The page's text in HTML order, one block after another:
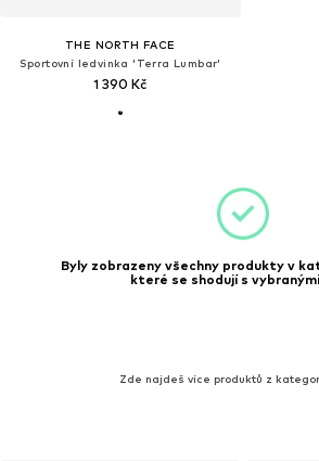
THE NORTH FACE
Sportovní ledvinka 'Terra Lumbar'
1 390 Kč
Byly zobrazeny všechny produkty v
které se shodují s
Zde najdeš více produktů z